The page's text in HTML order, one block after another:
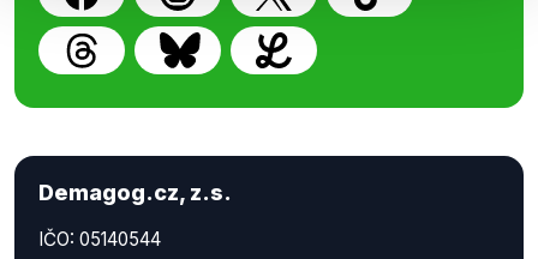
Demagog.cz, z.s.
IČO: 05140544